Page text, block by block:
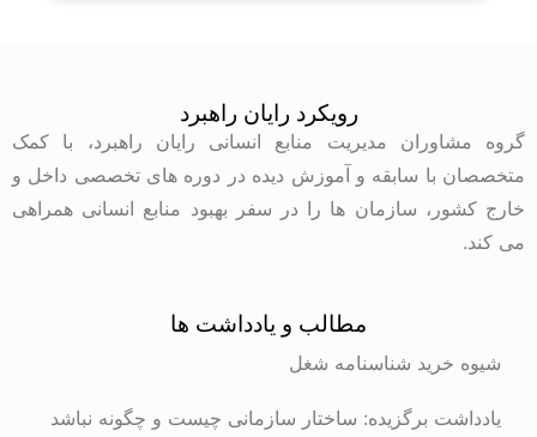
رویکرد رایان راهبرد
گروه مشاوران مدیریت منابع انسانی رایان راهبرد، با کمک
متخصصان با سابقه و آموزش دیده در دوره های تخصصی داخل و
خارج کشور، سازمان ها را در سفر بهبود منابع انسانی همراهی
می کند.
مطالب و یادداشت ها
شیوه خرید شناسنامه شغل
یادداشت برگزیده: ساختار سازمانی چیست و چگونه نباشد